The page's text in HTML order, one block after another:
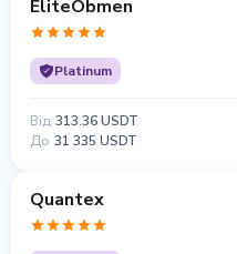
EliteObmen
Platinum
Від 313.36 USDT
До 31 335 USDT
Quantex